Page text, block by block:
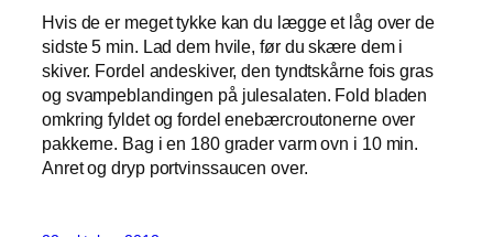
Hvis de er meget tykke kan du lægge et låg over de
sidste 5 min. Lad dem hvile, før du skære dem i
skiver. Fordel andeskiver, den tyndtskårne fois gras
og svampeblandingen på julesalaten. Fold bladen
omkring fyldet og fordel enebærcroutonerne over
pakkerne. Bag i en 180 grader varm ovn i 10 min.
Anret og dryp portvinssaucen over.